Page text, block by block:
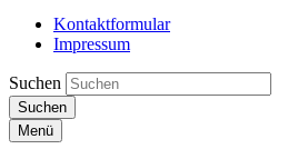
Kontaktformular
Impressum
Suchen
Suchen
Menü